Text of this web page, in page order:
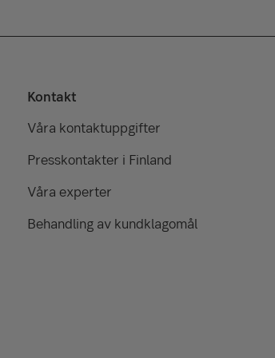
Kontakt
Våra kontaktuppgifter
Presskontakter i Finland
Våra experter
Behandling av kundklagomål